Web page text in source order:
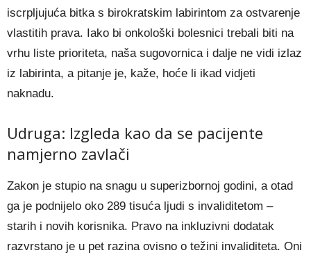
iscrpljujuća bitka s birokratskim labirintom za ostvarenje
vlastitih prava. Iako bi onkološki bolesnici trebali biti na
vrhu liste prioriteta, naša sugovornica i dalje ne vidi izlaz
iz labirinta, a pitanje je, kaže, hoće li ikad vidjeti
naknadu.
Udruga: Izgleda kao da se pacijente
namjerno zavlači
Zakon je stupio na snagu u superizbornoj godini, a otad
ga je podnijelo oko 289 tisuća ljudi s invaliditetom –
starih i novih korisnika. Pravo na inkluzivni dodatak
razvrstano je u pet razina ovisno o težini invaliditeta. Oni